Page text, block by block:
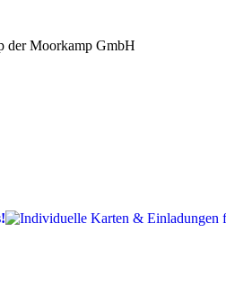
der Moorkamp GmbH